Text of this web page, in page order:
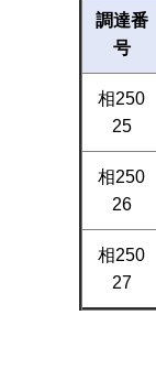
調達番
号
相250
25
相250
26
相250
27